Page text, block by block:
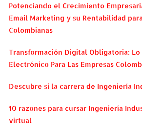
Potenciando el Crecimiento
Email Marketing y su Rentabilidad para
Colombianas
Transformación Digital Obligatoria: Lo
Electrónico Para Las Empresas
Descubre si la carrera de Ingeniería
10 razones para cursar Ingeniería
virtual